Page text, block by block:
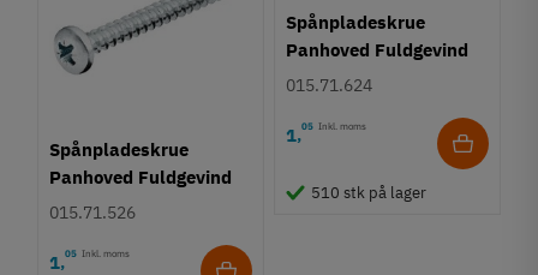
Spånpladeskrue
Panhoved Fuldgevind
Ø3,0 - PZ1
015.71.526
1,05 Inkl. moms
Spånpladeskrue
Panhoved Fuldgevind
Ø3,5 - PZ2
015.71.624
1,05 Inkl. moms
510 stk på lager